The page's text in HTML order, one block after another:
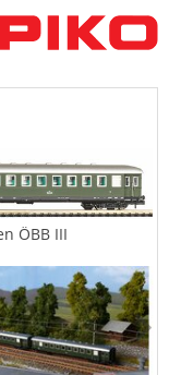
ÖBB III